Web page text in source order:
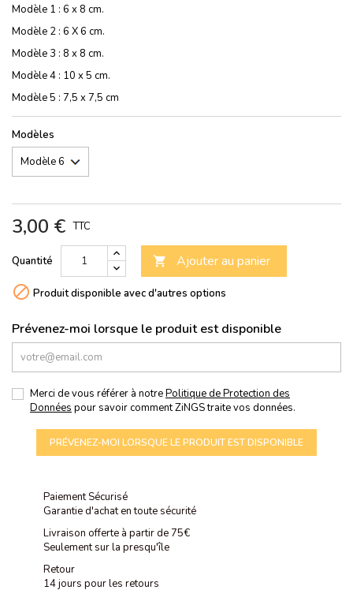
Modèle 1 : 6 x 8 cm.
Modèle 2 : 6 X 6 cm.
Modèle 3 : 8 x 8 cm.
Modèle 4 : 10 x 5 cm.
Modèle 5 : 7,5 x 7,5 cm
Modèles
3,00 € TTC
Quantité  Ajouter au panier
 Produit disponible avec d'autres options
Prévenez-moi lorsque le produit est disponible
Merci de vous référer à notrePolitique de Protection des
Données pour savoir comment ZiNGS traite vos données.
PRÉVENEZ-MOI LORSQUE LE PRODUIT EST DISPONIBLE
Paiement Sécurisé
Garantie d'achat en toute sécurité
Livraison offerte à partir de 75€
Seulement sur la presqu'île
Retour
14 jours pour les retours